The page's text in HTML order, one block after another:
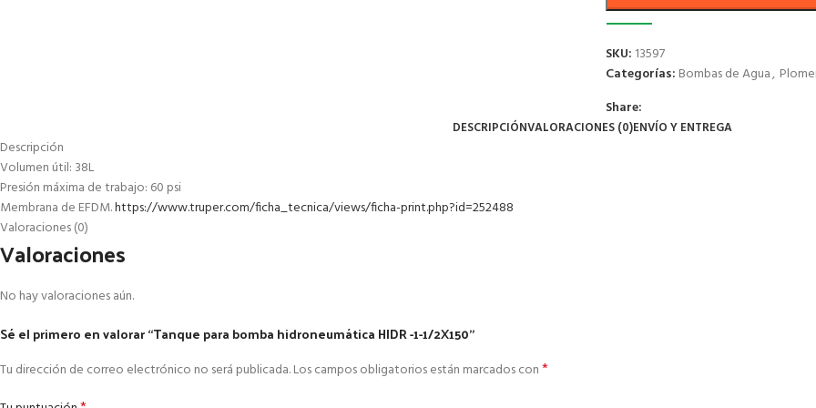
SKU: 13597
Categorías: Bombas de Agua,
Share:
DESCRIPCIÓNVALORACIONES (0)ENVÍO Y ENTREGA
Descripción
Volumen útil: 38L
Presión máxima de trabajo: 60 psi
Membrana de EFDM.https://www.truper.com/ficha_tecnica/views/ficha-print.php?id=252488
Valoraciones (0)
Valoraciones
No hay valoraciones aún.
Sé el primero en valorar “Tanque para bomba hidroneumática HIDR -1-1/2X150”
Tu dirección de correo electrónico no será publicada.Los campos obligatorios están marcados con*